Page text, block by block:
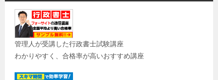
管理人が受講した行政書士試験講座
わかりやすく、合格率が高いおすすめ講座